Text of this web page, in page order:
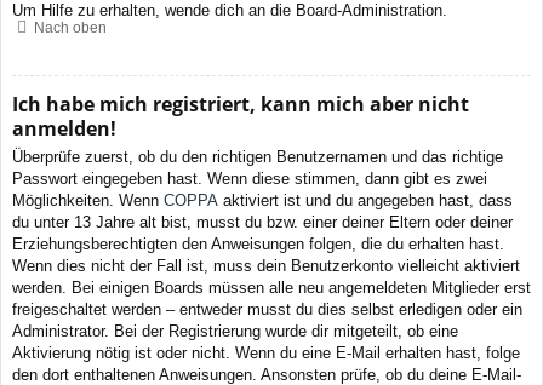
Um Hilfe zu erhalten, wende dich an die Board-Administration.
Nach oben
Ich habe mich registriert, kann mich aber nicht
anmelden!
Überprüfe zuerst, ob du den richtigen Benutzernamen und das richtige
Passwort eingegeben hast. Wenn diese stimmen, dann gibt es zwei
Möglichkeiten. Wenn COPPA aktiviert ist und du angegeben hast, dass
du unter 13 Jahre alt bist, musst du bzw. einer deiner Eltern oder deiner
Erziehungsberechtigten den Anweisungen folgen, die du erhalten hast.
Wenn dies nicht der Fall ist, muss dein Benutzerkonto vielleicht aktiviert
werden. Bei einigen Boards müssen alle neu angemeldeten Mitglieder erst
freigeschaltet werden – entweder musst du dies selbst erledigen oder ein
Administrator. Bei der Registrierung wurde dir mitgeteilt, ob eine
Aktivierung nötig ist oder nicht. Wenn du eine E-Mail erhalten hast, folge
den dort enthaltenen Anweisungen. Ansonsten prüfe, ob du deine E-Mail-